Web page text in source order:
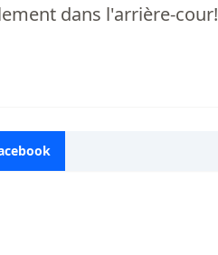
dans l'arrière-cour!